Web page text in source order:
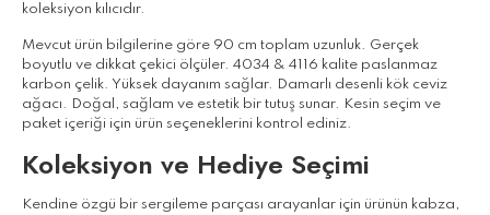
koleksiyon kılıcıdır.
Mevcut ürün bilgilerine göre 90 cm toplam uzunluk. Gerçek
boyutlu ve dikkat çekici ölçüler. 4034 & 4116 kalite paslanmaz
karbon çelik. Yüksek dayanım sağlar. Damarlı desenli kök ceviz
ağacı. Doğal, sağlam ve estetik bir tutuş sunar. Kesin seçim ve
paket içeriği için ürün seçeneklerini kontrol ediniz.
Koleksiyon ve Hediye Seçimi
Kendine özgü bir sergileme parçası arayanlar için ürünün kabza,